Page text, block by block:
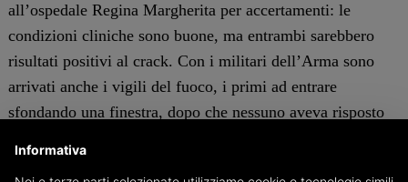
all’ospedale Regina Margherita per accertamenti: le
condizioni cliniche sono buone, ma entrambi sarebbero
risultati positivi al crack. Con i militari dell’Arma sono
arrivati anche i vigili del fuoco, i primi ad entrare
sfondando una finestra, dopo che nessuno aveva risposto
Informativa